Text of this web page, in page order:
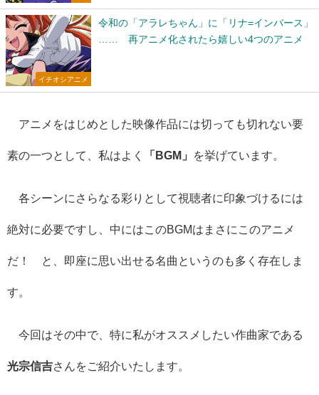
イチオシアニメ
令和の「アラレちゃん」に「リナ=インバース」
…… 再アニメ化されたら嬉しい4つのアニメ
アニメをはじめとした映像作品には切っても切れない要
素の一つとして、私はよく 「BGM」 を挙げています。
各シーンにさらなる彩りとして視聴者に印象づけるには
絶対に必要ですし、中にはこのBGMはまさにこのアニメ
だ！ と、即座に思い出せる名曲というのも多く存在しま
す。
今回はその中で、特に私がオススメしたい作曲家である
光宗信吉さんをご紹介いたします。